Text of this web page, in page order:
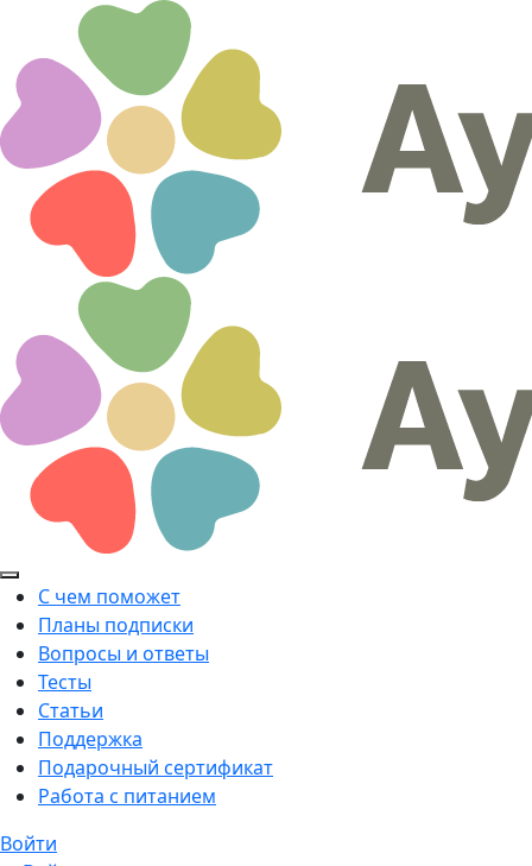
С чем поможет
Планы подписки
Вопросы и ответы
Тесты
Статьи
Поддержка
Подарочный сертификат
Работа с питанием
Войти